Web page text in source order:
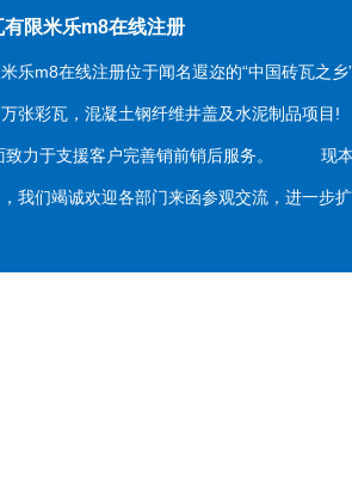
限米乐m8在线注册
m8在线注册位于闻名遐迩的“中国砖瓦之乡
万张彩瓦，混凝土钢纤维井盖及水泥制品项
致力于支援客户完善销前销后服务。 现本
，我们竭诚欢迎各部门来函参观交流，进一